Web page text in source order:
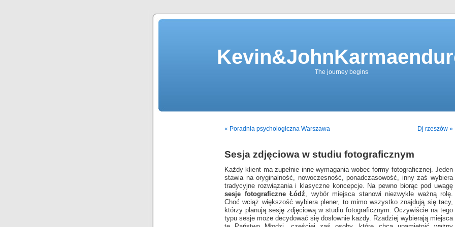
The journey begins
« Poradnia psychologiczna Warszawa Dj rzeszów »
Sesja zdjęciowa w studiu fotograficznym
Każdy klient ma zupełnie inne wymagania wobec formy fotograficznej. Jeden
stawia na oryginalność, nowoczesność, ponadczasowość, inny zaś wybiera
tradycyjne rozwiązania i klasyczne koncepcje. Na pewno biorąc pod uwagę
sesje fotograficzne Łódź , wybór miejsca stanowi niezwykle ważną rolę.
Choć wciąż większość wybiera plener, to mimo wszystko znajdują się tacy,
którzy planują sesję zdjęciową w studiu fotograficznym. Oczywiście na tego
typu sesje może decydować się dosłownie każdy. Rzadziej wybierają miejsca